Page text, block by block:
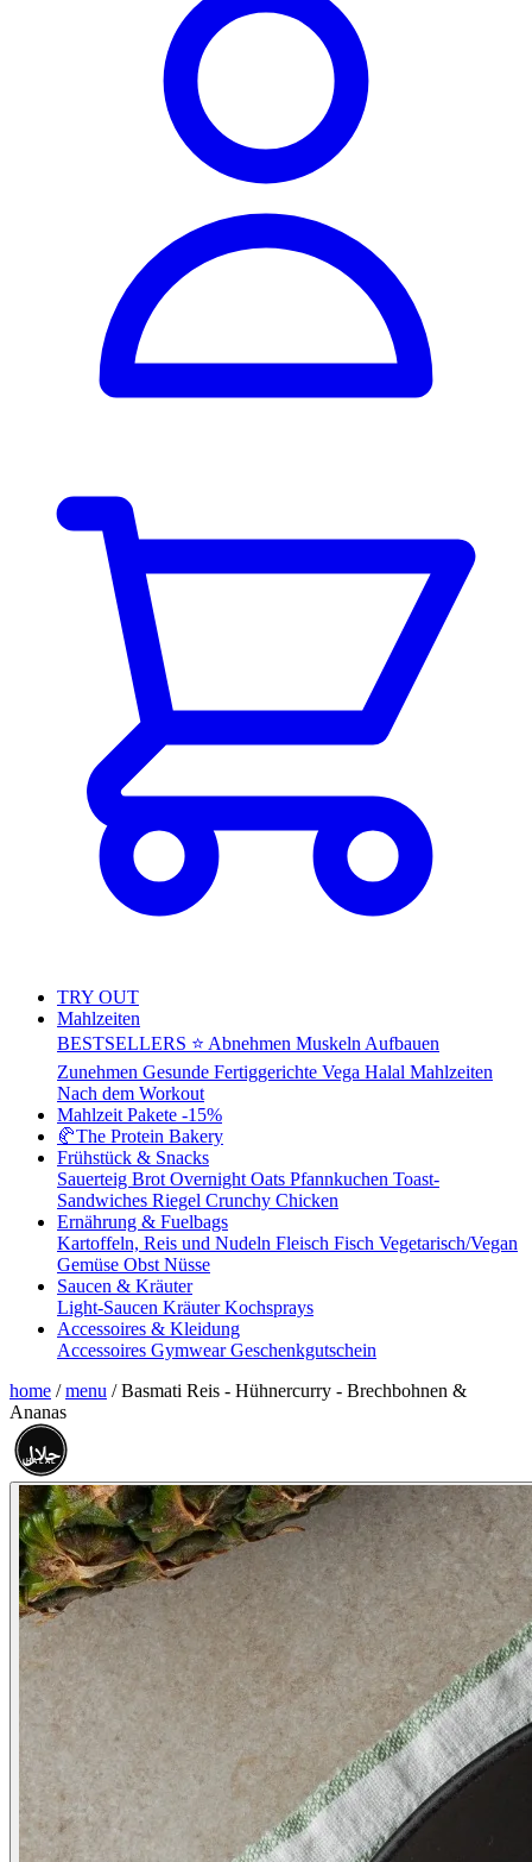
TRY OUT
Mahlzeiten
BESTSELLERS ⭐ Abnehmen Muskeln Aufbauen
Zunehmen Gesunde Fertiggerichte Vega Halal Mahlzeiten
Nach dem Workout
Mahlzeit Pakete -15%
🥐The Protein Bakery
Frühstück & Snacks
Sauerteig Brot Overnight Oats Pfannkuchen Toast-
Sandwiches Riegel Crunchy Chicken
Ernährung & Fuelbags
Kartoffeln, Reis und Nudeln Fleisch Fisch Vegetarisch/Vegan
Gemüse Obst Nüsse
Saucen & Kräuter
Light-Saucen KräuterKochsprays
Accessoires & Kleidung
Accessoires GymwearGeschenkgutschein
home / menu / Basmati Reis - Hühnercurry - Brechbohnen &
Ananas
حلال
HALAL